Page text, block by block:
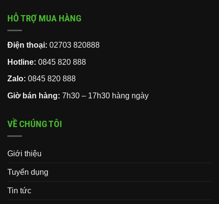
HỖ TRỢ MUA HÀNG
Điện thoại: 02703 820888
Hotline: 0845 820 888
Zalo: 0845 820 888
Giờ bán hàng: 7h30 – 17h30 hàng ngày
VỀ CHÚNG TÔI
Giới thiệu
Tuyển dụng
Tin tức